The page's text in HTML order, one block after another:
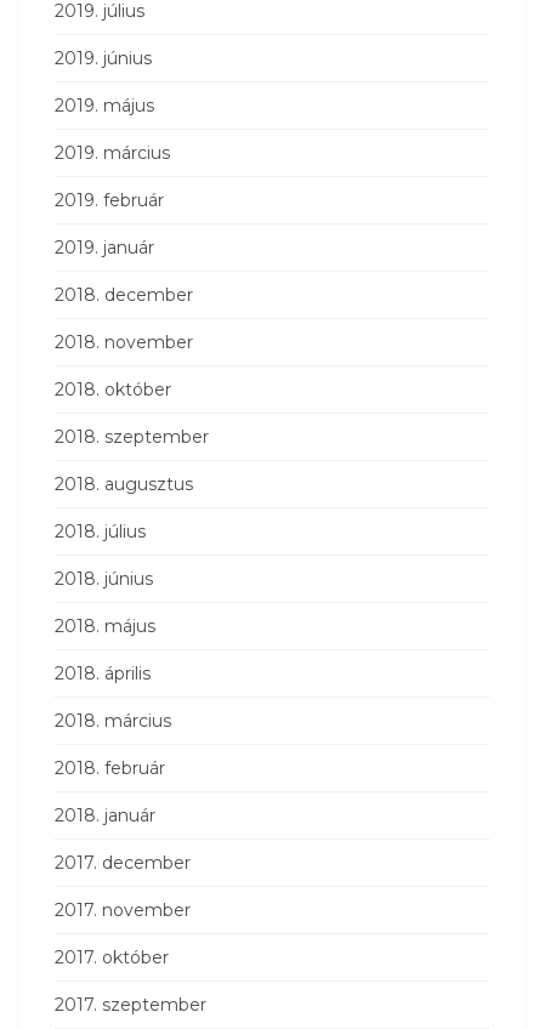
2019. július
2019. június
2019. május
2019. március
2019. február
2019. január
2018. december
2018. november
2018. október
2018. szeptember
2018. augusztus
2018. július
2018. június
2018. május
2018. április
2018. március
2018. február
2018. január
2017. december
2017. november
2017. október
2017. szeptember